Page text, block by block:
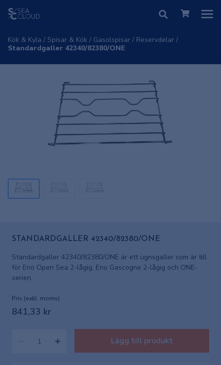
Kök & Kyla / Spisar & Kök / Gasolspisar / Reservdelar /
Standardgaller 42340/82380/ONE
STANDARDGALLER 42340/82380/ONE
Standardgaller 42340/82380/ONE är ett ugnsgaller som är till
för Eno Open Sea 2-lågig, Eno Gascogne 2-lågig och ONE-
serien.
Pris (exkl. moms)
841,33 kr
Lägg till produkt